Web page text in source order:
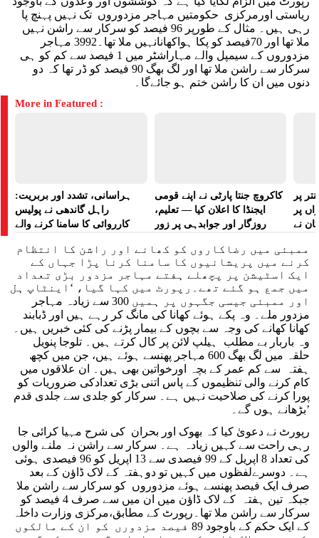
ریاستی اورمرکزی حکومتیں مہاجر مزدوروں تک نہیں پہنچ پا
رہی ہیں۔ مثال کے طورپر 96 فیصد کو سرکار سے راشن نہیں
ملا تھا اور 70فیصد کو پکا ہواکھانانہیں ملا تھا۔3992 مہاجر
مزدوروں کے سیمپل والے مہاراشٹر میں 1 فیصد سے کم کو ہی
سرکار سے راشن ملا تھا اور لگ بھگ 90 فیصد کو ڈر تھا کہ دو
دنوں میں ان کا راشن ختم ہو جائےگا۔
More in Featured :
ہراسانی، تشدد اور بربریت:
راہل گاندھی نے پولیس
کارروائی کا سامنا کرنے والے
کاکروچ جنتا پارٹی نے اپنے قومی
ایجنڈا کا اعلان کیا — تعلیم،
روزگار اور جوابدہی پر زور
پر
پر
نے
ممبئی میں رضاکاروں کو کھانے اور راشن کا انتظام
کرنے میں پریشانیوں کا سامنا کرنا پڑا جہاں کے
ایک اسٹیشن پر پچھلے ہفتے مہاجر مزدور بڑی تعداد
میں جمع ہو گئے تھے۔رپورٹ میں کہا گیا، ‘اینٹاپ ہل
اور ممبئی جیسی جگہوں پر ہمیں 300 سے زیادہ مہاجر
مزدور ملے۔ وہ پکے ہوئے کھانا کی مانگ کر رہے ہیں اور ڈبابند
کھانا کھانے کی وجہ سے بچوں کے بیمار پڑنے کی کئی خبریں ہیں۔
وہ باربار بے مطلب ہیلپ لائن پر کال کرتے ہیں۔ تلوجا پنویل
حلقہ میں لگ بھگ 600 مہاجر پھنسے ہوئے ہیں، جن میں کچھ
ہفتہ سے کم عمر کے بچہ اورخواتین بھی ہیں۔ ان علاقوں میں
کام کرنے والی تنظیموں کے پاس اتنی بڑی تعدادکی ضروریات کو
پورا کرنے کی صلاحیت نہیں ہے۔ سرکار کو جلدی سے جلدی قدم
بڑھانے ہوں گے۔’
رپورٹ نے دعویٰ کیا کہ بھوک اور بحران کی شرح مہیا کرائی جا
رہی راحت سے کہیں زیادہ ہے۔ سرکار سے راشن نہ ملنے والوں
کی تعداد 8 اپریل کے 99 فیصدی سے 13 اپریل کو 96 فیصدی ہوئی
ہے۔ دوسرےلفظوں میں کہیں تو دوہفتہ کے لاک ڈاؤن کے بعد
صرف ایک فیصد پھنسے ہوئے مزدوروں کو سرکار سے راشن ملا
جبکہ تین ہفتہ کے لاک ڈاؤن میں ان میں سے صرف 4 فیصد کو
سرکار سے راشن ملا تھا۔رپورٹ کے مطابق،مرکزی وزارت داخلہ
کے ایک حکم کے باوجود 89 فیصد مزدورں کو ان کے مالکوں